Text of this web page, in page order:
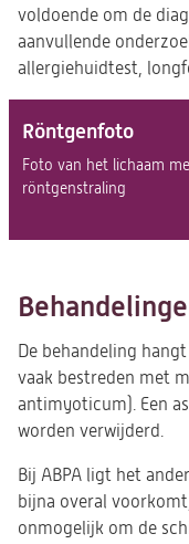
voldoende om de
aanvullende
allergiehuidtest,
Röntgenfoto
Foto van het lichaam
röntgenstraling
De behandeling
vaak bestreden met
antimyoticum). Een
worden verwijderd.
Bij ABPA ligt het
bijna overal
onmogelijk om de